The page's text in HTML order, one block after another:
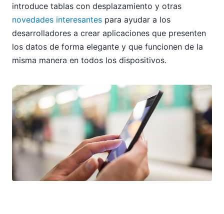
introduce tablas con desplazamiento y otras
novedades interesantes para ayudar a los
desarrolladores a crear aplicaciones que presenten
los datos de forma elegante y que funcionen de la
misma manera en todos los dispositivos.